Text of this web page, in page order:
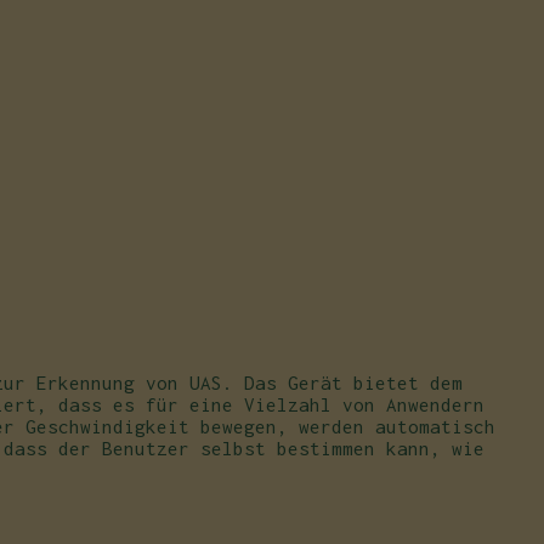
von UAS. Das Gerät bietet dem
dass es für eine Vielzahl von Anwendern
bewegen, werden automatisch
der Benutzer selbst bestimmen kann, wie